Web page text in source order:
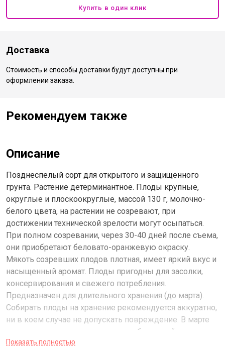
Купить в один клик
Доставка
Стоимость и способы доставки будут доступны при
оформлении заказа.
Рекомендуем также
Описание
Позднеспелый сорт для открытого и защищенного
грунта. Растение детерминантное. Плоды крупные,
округлые и плоскоокруглые, массой 130 г, молочно-
белого цвета, на растении не созревают, при
достижении технической зрелости могут осыпаться.
При полном созревании, через 30-40 дней после съема,
они приобретают беловато-оранжевую окраску.
Мякоть созревших плодов плотная, имеет яркий вкус и
насыщенный аромат. Плоды пригодны для засолки,
консервирования и свежего потребления.
Предназначен для длительного хранения (до марта).
Собирать плоды на хранение рекомендуется аккуратно,
ни в коем случае не допускать повреждение. В марте
семена высевают на слегка утрамбованный грунт,
мульчируют торфом или почвенным слоем 1 см,
Показать полностью